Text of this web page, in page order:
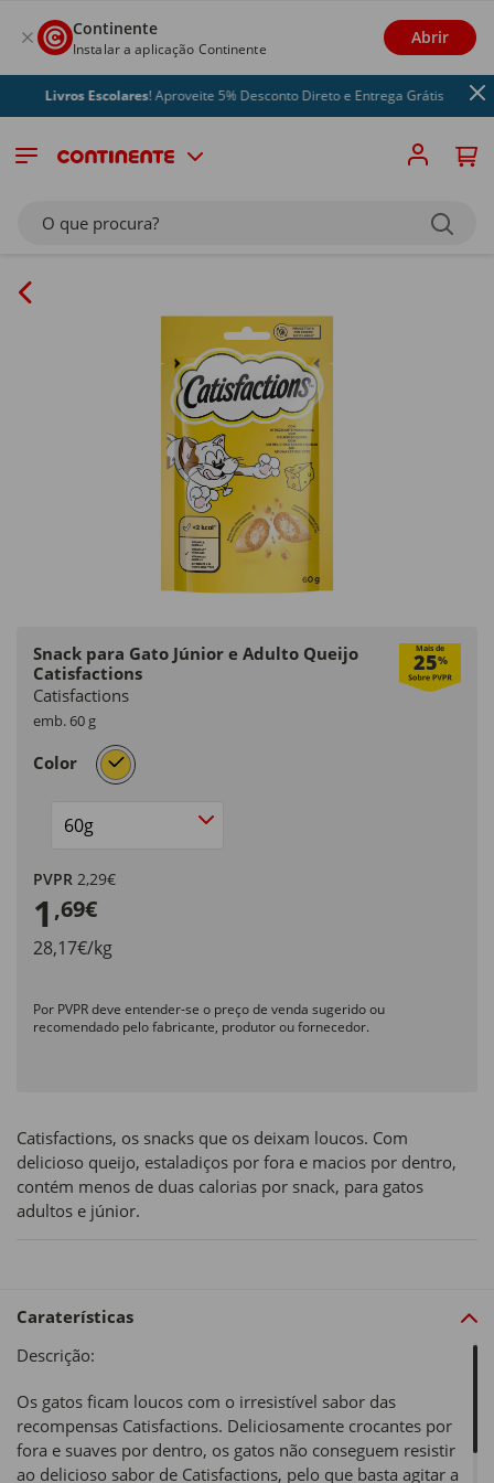
Continente
Instalar a aplicação Continente
Abrir
Livros Escolares! Aproveite 5% Desconto Direto e Entrega Grátis
O que procura?
Snack para Gato Júnior e Adulto Queijo
Catisfactions
Mais de
25%
Catisfactions
emb. 60 g
Color selected
Size
PVPR 2,29€
1 ,69€
28,17€/kg
Por PVPR deve entender-se o preço de venda sugerido ou
recomendado pelo fabricante, produtor ou fornecedor.
Catisfactions, os snacks que os deixam loucos. Com
delicioso queijo, estaladiços por fora e macios por dentro,
contém menos de duas calorias por snack, para gatos
adultos e júnior.
Caraterísticas
Descrição:
Os gatos ficam loucos com o irresistível sabor das
recompensas Catisfactions. Deliciosamente crocantes por
fora e suaves por dentro, os gatos não conseguem resistir
ao delicioso sabor de Catisfactions, pelo que basta agitar a